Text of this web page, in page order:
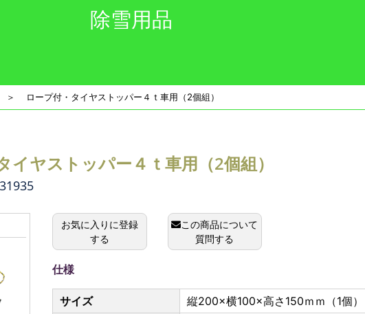
除雪用品
＞ ロープ付・タイヤストッパー４ｔ車用（2個組）
イヤストッパー４ｔ車用（2個組）
お気に入りに登録
する
この商品について
質問する
仕様
サイズ
縦200×横100×高さ150ｍｍ（1個）